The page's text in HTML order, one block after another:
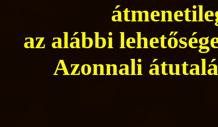
az alábbi
Azonnali